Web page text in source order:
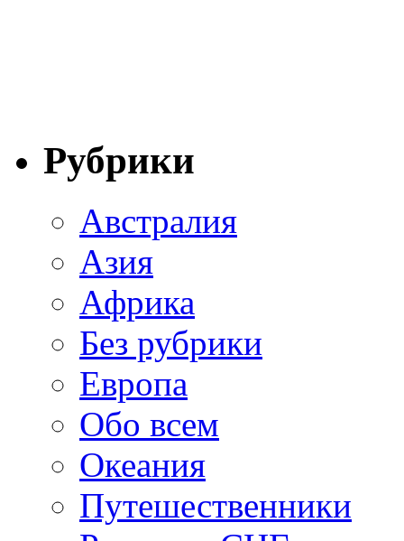
Рубрики
Австралия
Азия
Африка
Без рубрики
Европа
Обо всем
Океания
Путешественники